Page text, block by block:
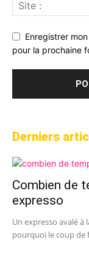
Enregistrer
pour la prochaine
Derniers
Combien de
expresso
Un expresso avalé à
pourquoi le coup de